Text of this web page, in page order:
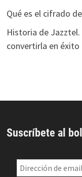
Qué es el cifrado
Historia de Jazztel.
convertirla en
Suscríbete al